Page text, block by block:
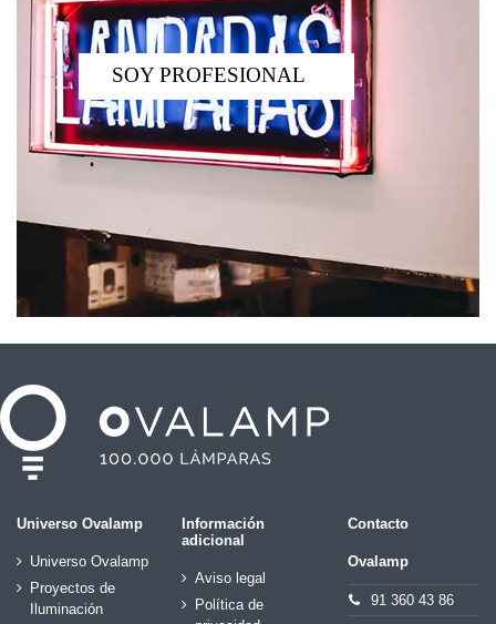
SOY PROFESIONAL
Universo Ovalamp
Universo Ovalamp
Proyectos de
Iluminación
Información
adicional
Aviso legal
Política de
Contacto
Ovalamp
91 360 43 86